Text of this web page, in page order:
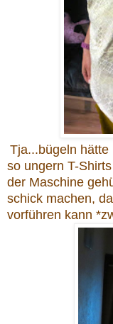
Tja...bügeln
so ungern T-
der Maschine
schick machen,
vorführen kann